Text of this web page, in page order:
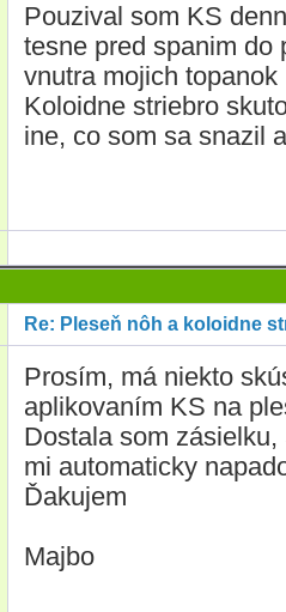
Pouzival som KS
tesne pred spanim do
vnutra mojich
Koloidne striebro
ine, co som sa snazil
Re: Pleseň nôh a koloidne
Prosím, má niekto
aplikovaním KS na
Dostala som
mi automaticky
Ďakujem
Majbo